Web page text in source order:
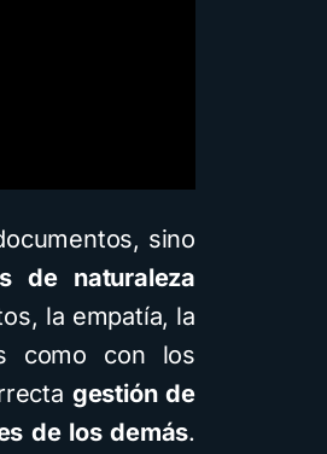
sino
de naturaleza
la empatía, la
como con los
gestión de
de los demás.